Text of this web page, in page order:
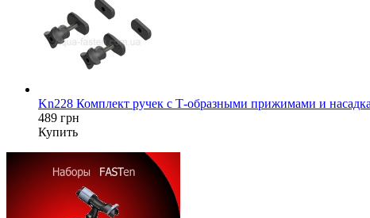
Kn228 Комплект ручек с Т-образными прижимами и
489 грн
Купить